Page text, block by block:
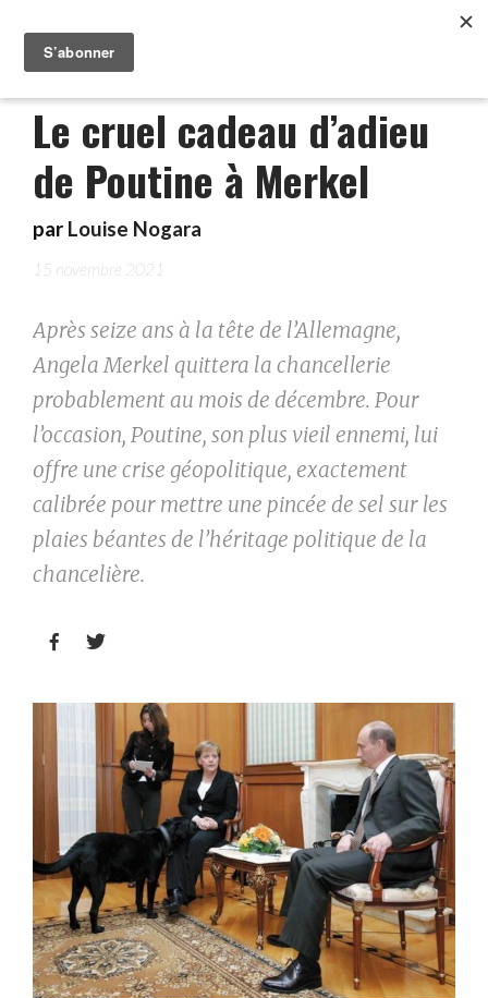
Le cruel cadeau d’adieu
de Poutine à Merkel
par Louise Nogara
15 novembre 2021
Après seize ans à la tête de l’Allemagne,
Angela Merkel quittera la chancellerie
probablement au mois de décembre. Pour
l’occasion, Poutine, son plus vieil ennemi, lui
offre une crise géopolitique, exactement
calibrée pour mettre une pincée de sel sur les
plaies béantes de l’héritage politique de la
chancelière.
 